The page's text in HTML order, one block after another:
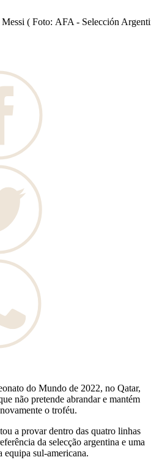
( Foto: AFA - Selección
do Mundo de 2022, no Qatar,
não pretende abrandar e mantém
o troféu.
a provar dentro das quatro linhas
da selecção argentina e uma
equipa sul-americana.